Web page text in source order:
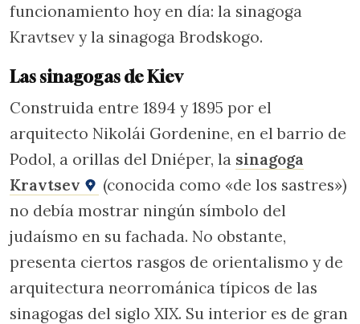
funcionamiento hoy en día: la sinagoga
Kravtsev y la sinagoga Brodskogo.
Las sinagogas de Kiev
Construida entre 1894 y 1895 por el
arquitecto Nikolái Gordenine, en el barrio de
Podol, a orillas del Dniéper, la sinagoga
Kravtsev
(conocida como «de los sastres»)
no debía mostrar ningún símbolo del
judaísmo en su fachada. No obstante,
presenta ciertos rasgos de orientalismo y de
arquitectura neorrománica típicos de las
sinagogas del siglo XIX. Su interior es de gran